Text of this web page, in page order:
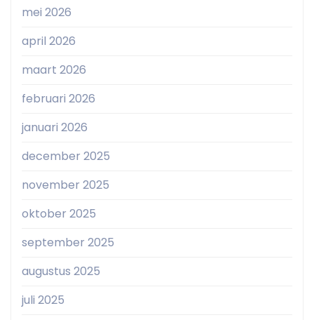
mei 2026
april 2026
maart 2026
februari 2026
januari 2026
december 2025
november 2025
oktober 2025
september 2025
augustus 2025
juli 2025